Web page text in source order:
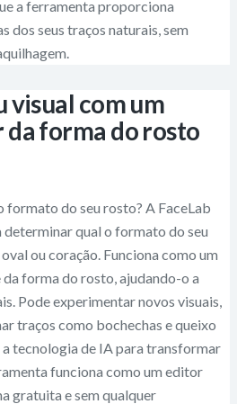
a ferramenta proporciona
dos seus traços naturais, sem
visual com um
forma do rosto
formato do seu rosto? A FaceLab
determinar qual o formato do seu
ou coração. Funciona como um
forma do rosto, ajudando-o a
Pode experimentar novos visuais,
traços como bochechas e queixo
tecnologia de IA para transformar
funciona como um editor
gratuita e sem qualquer